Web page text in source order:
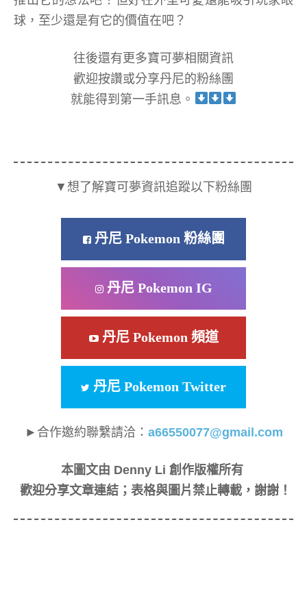
球，至少還是有它的價值在吧？
往後還有更多寶可夢相關資訊
歡迎按讚或分享丹尼的粉絲團
就能得到第一手訊息。
▼想了解寶可夢資訊追蹤以下粉絲團
丹尼 Pokemon 粉絲團
丹尼 Pokemon IG
丹尼 Pokemon 頻道
丹尼 Pokemon Twitter
►合作邀約聯繫請洽： a66550077@gmail.com
本圖文由 Denny Li 創作版權所有
歡迎分享文章連結；表格與圖片禁止轉載，謝謝！